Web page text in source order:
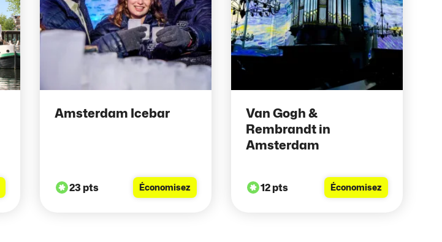
Amsterdam Icebar
23 pts Économisez
Van Gogh &
Rembrandt in
Amsterdam
12 pts Économisez